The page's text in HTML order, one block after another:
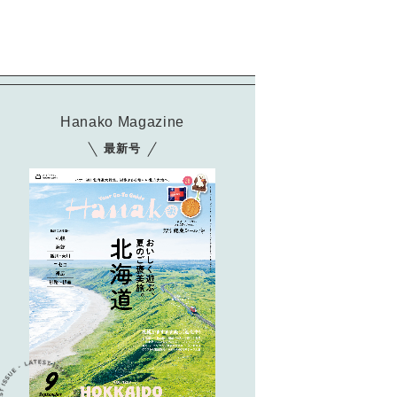
Hanako Magazine
最新号